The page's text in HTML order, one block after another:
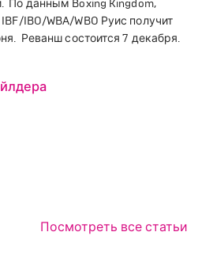
По данным Boxing Kingdom,
IBO/WBA/WBO Руис получит
Реванш состоится 7 декабря.
Посмотреть все статьи